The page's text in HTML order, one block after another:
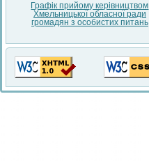
Графік прийому керівництвом
Хмельницької обласної ради
громадян з особистих питань